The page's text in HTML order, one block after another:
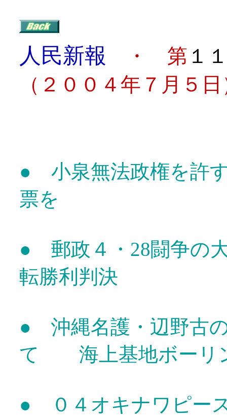
人民新報 ・ 第 １
（２００４年７月５
● 小泉無法政権を許
票を
● 郵政４・28闘争
転勝利判決
● 沖縄名護・辺野古
て 海上基地ボーリ
● ０４オキナワピ